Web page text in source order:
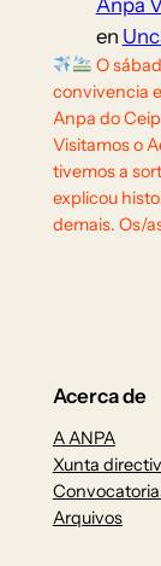
en
O
convivencia
Anpa do
Visitamos o
tivemos a
explicou
demais. Os/
Acerca de
A ANPA
Xunta
Arquivos